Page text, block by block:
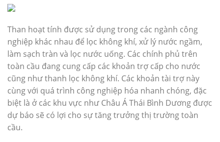
Than hoạt tính được sử dụng trong các ngành công
nghiệp khác nhau để lọc không khí, xử lý nước ngầm,
làm sạch tràn và lọc nước uống. Các chính phủ trên
toàn cầu đang cung cấp các khoản trợ cấp cho nước
cũng như thanh lọc không khí. Các khoản tài trợ này
cùng với quá trình công nghiệp hóa nhanh chóng, đặc
biệt là ở các khu vực như Châu Á Thái Bình Dương được
dự báo sẽ có lợi cho sự tăng trưởng thị trường toàn
cầu.